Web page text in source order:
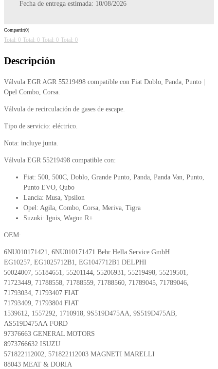
Fecha de entrega estimada: 10/08/2026
Compartir(0)
Total: 0 Total: 0 Total: 0 Total: 0
Descripción
Válvula EGR AGR 55219498 compatible con Fiat Doblo, Panda, Punto |
Opel Combo, Corsa.
Válvula de recirculación de gases de escape.
Tipo de servicio: eléctrico.
Nota: incluye junta.
Válvula EGR 55219498 compatible con:
Fiat: 500, 500C, Doblo, Grande Punto, Panda, Panda Van, Punto,
Punto EVO, Qubo
Lancia: Musa, Ypsilon
Opel: Agila, Combo, Corsa, Meriva, Tigra
Suzuki: Ignis, Wagon R+
OEM:
6NU010171421, 6NU010171471 Behr Hella Service GmbH
EG10257, EG1025712B1, EG1047712B1 DELPHI
50024007, 55184651, 55201144, 55206931, 55219498, 55219501,
71723449, 71788558, 71788559, 71788560, 71789045, 71789046,
71793034, 71793407 FIAT
71793409, 71793804 FIAT
1539612, 1557292, 1710918, 9S519D475AA, 9S519D475AB,
AS519D475AA FORD
97376663 GENERAL MOTORS
8973766632 ISUZU
571822112002, 571822112003 MAGNETI MARELLI
88043 MEAT & DORIA